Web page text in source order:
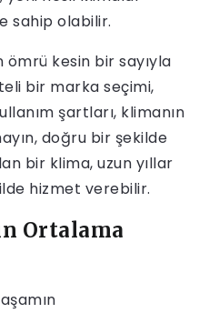
sahip olabilir.
ömrü kesin bir sayıyla
bir marka seçimi,
şartları, klimanın
doğru bir şekilde
bir klima, uzun yıllar
hizmet verebilir.
Ortalama